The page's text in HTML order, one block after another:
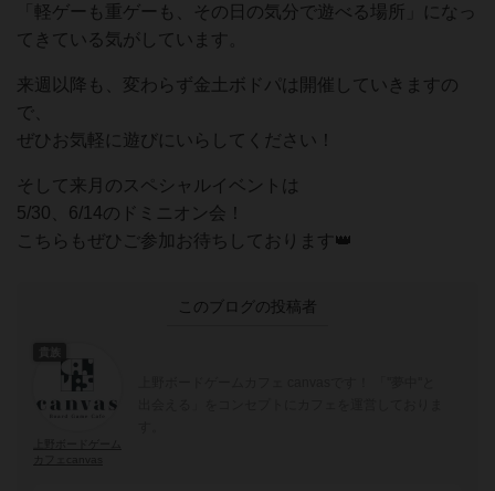
「軽ゲーも重ゲーも、その日の気分で遊べる場所」になっ
てきている気がしています。
来週以降も、変わらず金土ボドパは開催していきますの
で、
ぜひお気軽に遊びにいらしてください！
そして来月のスペシャルイベントは
5/30、6/14のドミニオン会！
こちらもぜひご参加お待ちしております👑
このブログの投稿者